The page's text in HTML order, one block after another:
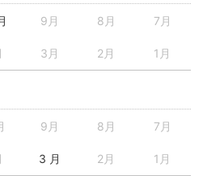
9月 8月 7月
3月 2月 1月
9月 8月 7月
3 月 2月 1月